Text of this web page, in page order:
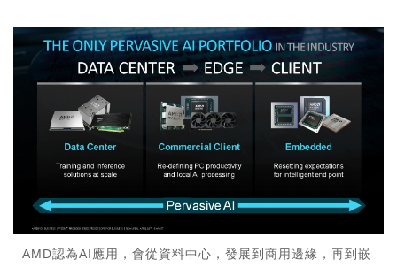
AMD認為AI應用，會從資料中心，發展到商用邊緣，再到嵌